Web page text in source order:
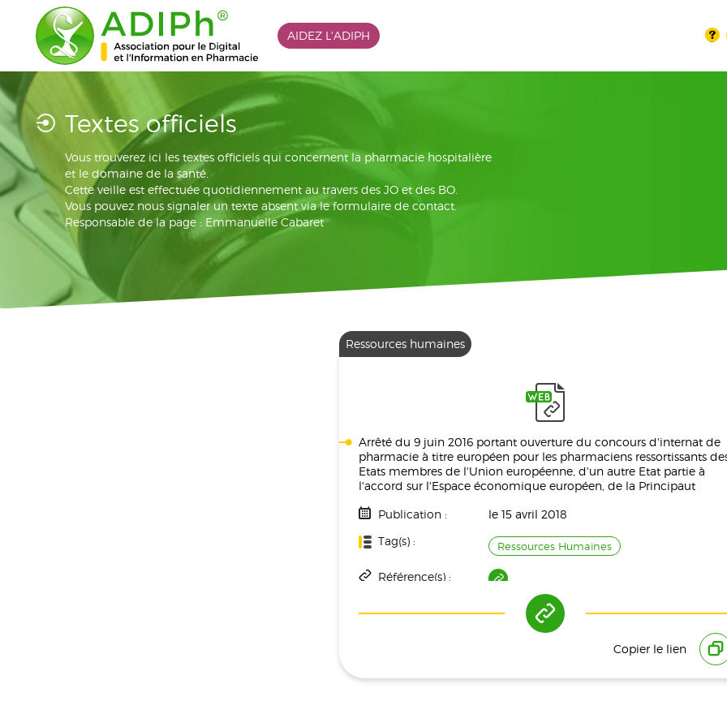
AIDEZ L'ADIPH
Textes officiels
Vous trouverez ici les textes officiels qui concernent la pharmacie hospitalière
et le domaine de la santé.
Cette veille est effectuée quotidiennement au travers des JO et des BO.
Vous pouvez nous signaler un texte absent via le formulaire de contact.
Responsable de la page : Emmanuelle Cabaret
Ressources humaines
Arrêté du 9 juin 2016 portant ouverture du concours d'internat de
pharmacie à titre européen pour les pharmaciens ressortissants
Etats membres de l'Union européenne, d'un autre Etat partie à
l'accord sur l'Espace économique européen, de la Principaut
Publication :
le 15 avril 2018
Tag(s) :
Ressources Humaines
Référence(s) :
Copier le lien